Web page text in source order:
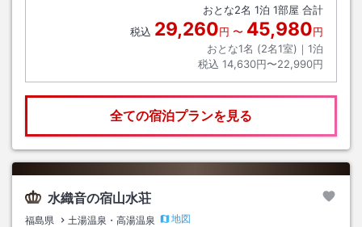
おとな2名 1泊 1部屋 合計
税込 29,260円 〜 45,980円
おとな1名 (2名1室)｜ 1泊
税込 14,630円〜22,990円
全ての宿泊プランを見る
水織音の宿山水荘
福島県 土湯温泉・高湯温泉
地図